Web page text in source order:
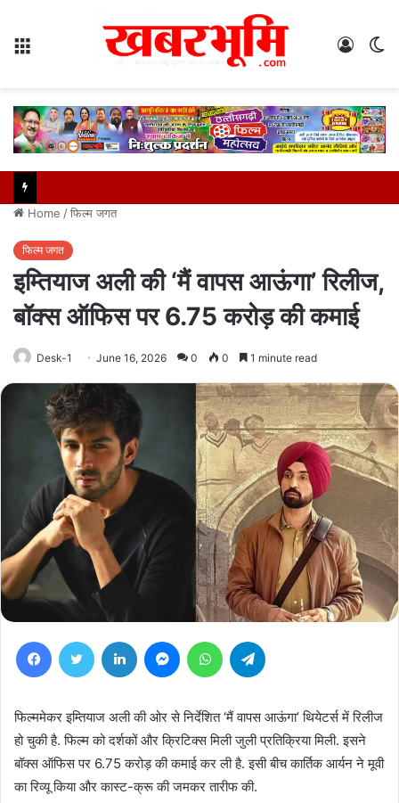
Log
Home /फिल्म जगत
फिल्म जगत
इम्तियाज अली की ‘मैं वापस आऊंगा’ रिलीज,
बॉक्स ऑफिस पर 6.75 करोड़ की कमाई
Desk-1 June 16, 2026 0 0 1 minute read
FacebookTwitter LinkedIn MessengerWhatsApp
फिल्ममेकर इम्तियाज अली की ओर से निर्देशित ‘मैं वापस आऊंगा’ थियेटर्स में रिलीज
हो चुकी है. फिल्म को दर्शकों और क्रिटिक्स मिली जुली प्रतिक्रिया मिली. इसने
बॉक्स ऑफिस पर 6.75 करोड़ की कमाई कर ली है. इसी बीच कार्तिक आर्यन ने मूवी
का रिव्यू किया और कास्ट-क्रू की जमकर तारीफ की.